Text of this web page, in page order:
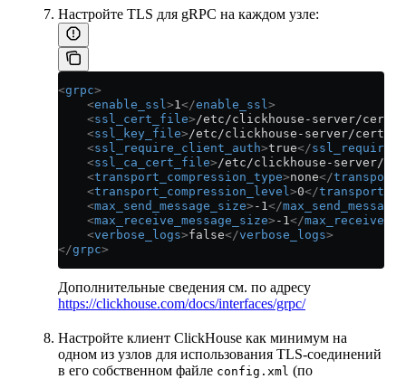
Настройте TLS для gRPC на каждом узле:
<grpc>
    <
enable_ssl >1 </enable_ssl >
    <
ssl_cert_file> /etc/clickhouse-server/certs/
    <
ssl_key_file> /etc/clickhouse-server/certs/
    <
ssl_require_client_auth>true</
    <
ssl_ca_cert_file> /etc/clickhouse-server/
    <
transport_compression_type>none</
    <
transport_compression_level >0</
    <
max_send_message_size> -1 </
    <
max_receive_message_size> -1 </
    <
verbose_logs>false</verbose_logs>
</grpc>
Дополнительные сведения см. по адресу
https://clickhouse.com/docs/interfaces/grpc/
Настройте клиент ClickHouse как минимум на
одном из узлов для использования TLS-соединений
в его собственном файле config.xml (по